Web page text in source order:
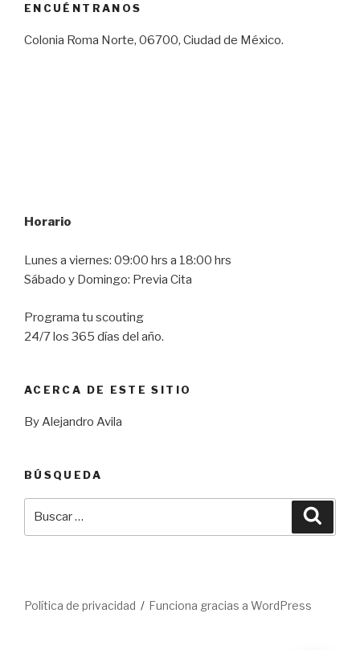
ENCUÉNTRANOS
Colonia Roma Norte, 06700, Ciudad de México.
Horario
Lunes a viernes: 09:00 hrs a 18:00 hrs
Sábado y Domingo: Previa Cita
Programa tu scouting
24/7 los 365 días del año.
ACERCA DE ESTE SITIO
By Alejandro Avila
BÚSQUEDA
Política de privacidad Funciona gracias a WordPress